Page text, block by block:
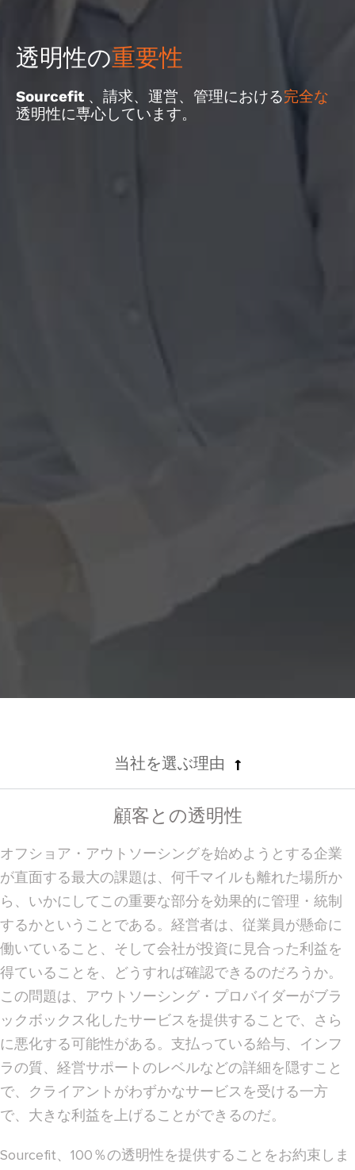
透明性の重要性
Sourcefit 、請求、運営、管理における完全な
透明性に専心しています。
当社を選ぶ理由
顧客との透明性
オフショア・アウトソーシングを始めようとする企業
が直面する最大の課題は、何千マイルも離れた場所か
ら、いかにしてこの重要な部分を効果的に管理・統制
するかということである。経営者は、従業員が懸命に
働いていること、そして会社が投資に見合った利益を
得ていることを、どうすれば確認できるのだろうか。
この問題は、アウトソーシング・プロバイダーがブラ
ックボックス化したサービスを提供することで、さら
に悪化する可能性がある。支払っている給与、インフ
ラの質、経営サポートのレベルなどの詳細を隠すこと
で、クライアントがわずかなサービスを受ける一方
で、大きな利益を上げることができるのだ。
Sourcefit、100％の透明性を提供することをお約束しま